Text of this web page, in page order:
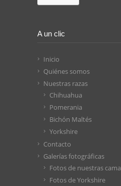
A un clic
Inicio
Quiénes somos
Nuestras razas
Chihuahua
Pomerania
Bichón Maltés
Yorkshire
Contacto
Galerías fotográficas
Fotos de nuestras
Fotos de Yorkshire